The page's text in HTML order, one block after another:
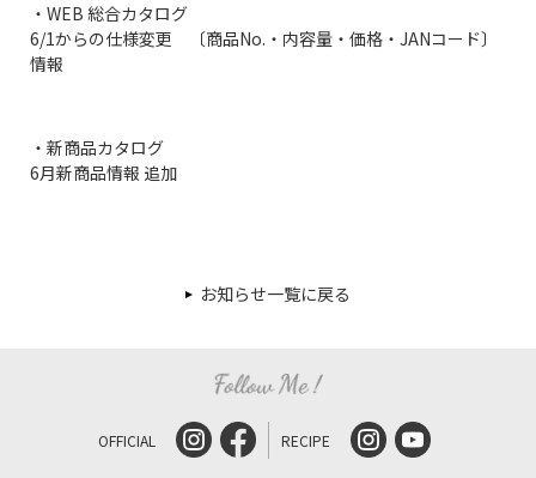
・WEB 総合カタログ
6/1からの仕様変更 〔商品No.・内容量・価格・JANコード〕
情報
・新商品カタログ
6月新商品情報 追加
お知らせ一覧に戻る
OFFICIAL RECIPE